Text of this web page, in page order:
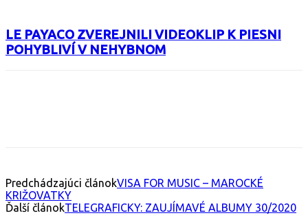
LE PAYACO ZVEREJNILI VIDEOKLIP K PIESNI
POHYBLIVÍ V NEHYBNOM
Predchádzajúci článokVISA FOR MUSIC – MAROCKÉ
KRIŽOVATKY
Ďalší článokTELEGRAFICKY: ZAUJÍMAVÉ ALBUMY 30/2020